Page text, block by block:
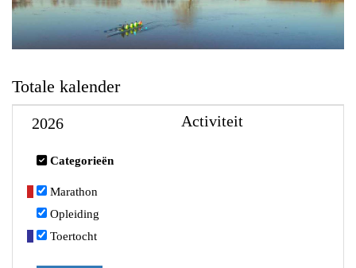
Totale kalender
2026 Activiteit
Categorieën
Marathon
Opleiding
Toertocht